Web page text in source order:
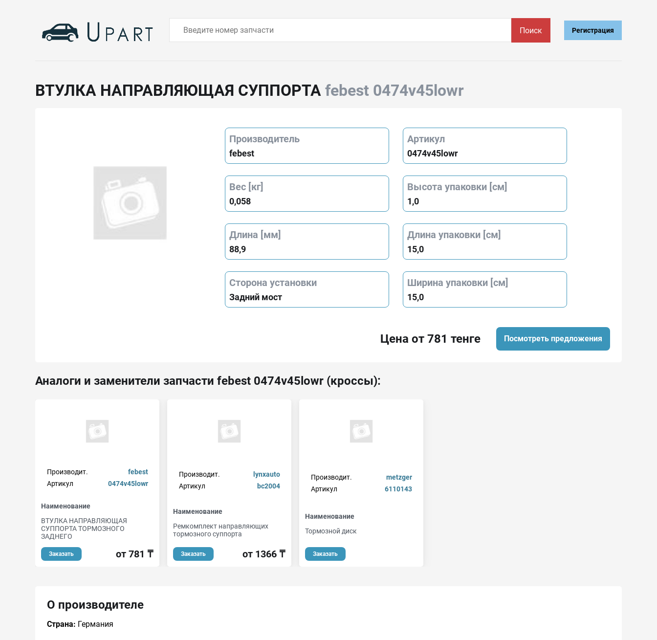
Поиск Регистрация
ВТУЛКА НАПРАВЛЯЮЩАЯ СУППОРТА febest 0474v45lowr
Производитель
febest
Артикул
0474v45lowr
Вес [кг]
0,058
Высота упаковки [см]
1,0
Длина [мм]
88,9
Длина упаковки [см]
15,0
Сторона установки
Задний мост
Ширина упаковки [см]
15,0
Цена от 781 тенге Посмотреть предложения
Аналоги и заменители запчасти febest 0474v45lowr (кроссы):
Производит.
febest
Артикул
0474v45lowr
Наименование
ВТУЛКА НАПРАВЛЯЮЩАЯ
СУППОРТА ТОРМОЗНОГО
ЗАДНЕГО
Заказать от 781 ₸
Производит.
lynxauto
Артикул
bc2004
Наименование
Ремкомплект направляющих
тормозного суппорта
Заказать от 1366 ₸
Производит.
metzger
Артикул
6110143
Наименование
Тормозной диск
Заказать
О производителе
Страна: Германия